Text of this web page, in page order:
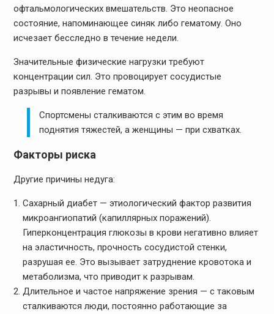
офтальмологических вмешательств. Это неопасное
состояние, напоминающее синяк либо гематому. Оно
исчезает бесследно в течение недели.
Значительные физические нагрузки требуют
концентрации сил. Это провоцирует сосудистые
разрывы и появление гематом.
Спортсмены сталкиваются с этим во время
поднятия тяжестей, а женщины — при схватках.
Факторы риска
Другие причины недуга:
Сахарный диабет — этиологический фактор развития
микроангиопатий (капиллярных поражений).
Гиперконцентрация глюкозы в крови негативно влияет
на эластичность, прочность сосудистой стенки,
разрушая ее. Это вызывает затруднение кровотока и
метаболизма, что приводит к разрывам.
Длительное и частое напряжение зрения — с таковым
сталкиваются люди, постоянно работающие за